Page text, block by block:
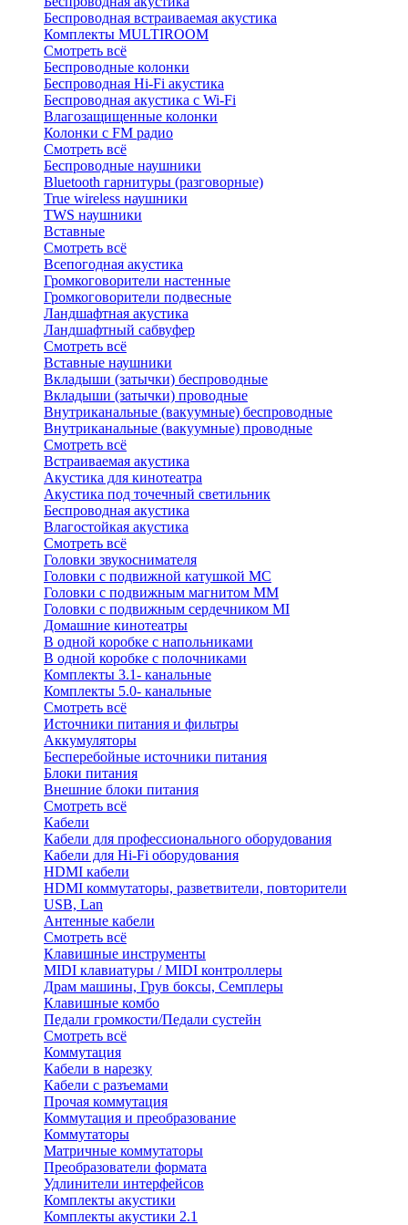
Беспроводная встраиваемая акустика
Комплекты MULTIROOM
Смотреть всё
Беспроводные колонки
Беспроводная Hi-Fi акустика
Беспроводная акустика с Wi-Fi
Влагозащищенные колонки
Колонки с FM радио
Смотреть всё
Беспроводные наушники
Bluetоoth гарнитуры (разговорные)
True wireless наушники
TWS наушники
Вставные
Смотреть всё
Всепогодная акустика
Громкоговорители настенные
Громкоговорители подвесные
Ландшафтная акустика
Ландшафтный сабвуфер
Смотреть всё
Вставные наушники
Вкладыши (затычки) беспроводные
Вкладыши (затычки) проводные
Внутриканальные (вакуумные) беспроводные
Внутриканальные (вакуумные) проводные
Смотреть всё
Встраиваемая акустика
Акустика для кинотеатра
Акустика под точечный светильник
Беспроводная акустика
Влагостойкая акустика
Смотреть всё
Головки звукоснимателя
Головки с подвижной катушкой MC
Головки с подвижным магнитом ММ
Головки с подвижным сердечником MI
Домашние кинотеатры
В одной коробке с напольниками
В одной коробке с полочниками
Комплекты 3.1- канальные
Комплекты 5.0- канальные
Смотреть всё
Источники питания и фильтры
Аккумуляторы
Бесперебойные источники питания
Блоки питания
Внешние блоки питания
Смотреть всё
Кабели
Кабели для профессионального оборудования
Кабели для Hi-Fi оборудования
HDMI кабели
HDMI коммутаторы, разветвители, повторители
USB, Lan
Антенные кабели
Смотреть всё
Клавишные инструменты
MIDI клавиатуры / MIDI контроллеры
Драм машины, Грув боксы, Семплеры
Клавишные комбо
Педали громкости/Педали сустейн
Смотреть всё
Коммутация
Кабели в нарезку
Кабели с разъемами
Прочая коммутация
Коммутация и преобразование
Коммутаторы
Матричные коммутаторы
Преобразователи формата
Удлинители интерфейсов
Комплекты акустики
Комплекты акустики 2.1